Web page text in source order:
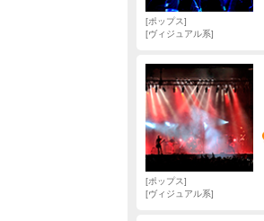
ポップス
ヴィジュアル系
ポップス
ヴィジュアル系